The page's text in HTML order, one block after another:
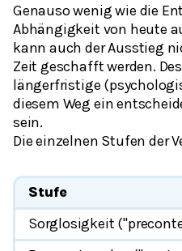
Genauso wenig wie die
Abhängigkeit von heute
kann auch der Ausstieg
Zeit geschafft werden.
längerfristige
diesem Weg ein
sein.
Die einzelnen Stufen der
Stufe
Sorglosigkeit